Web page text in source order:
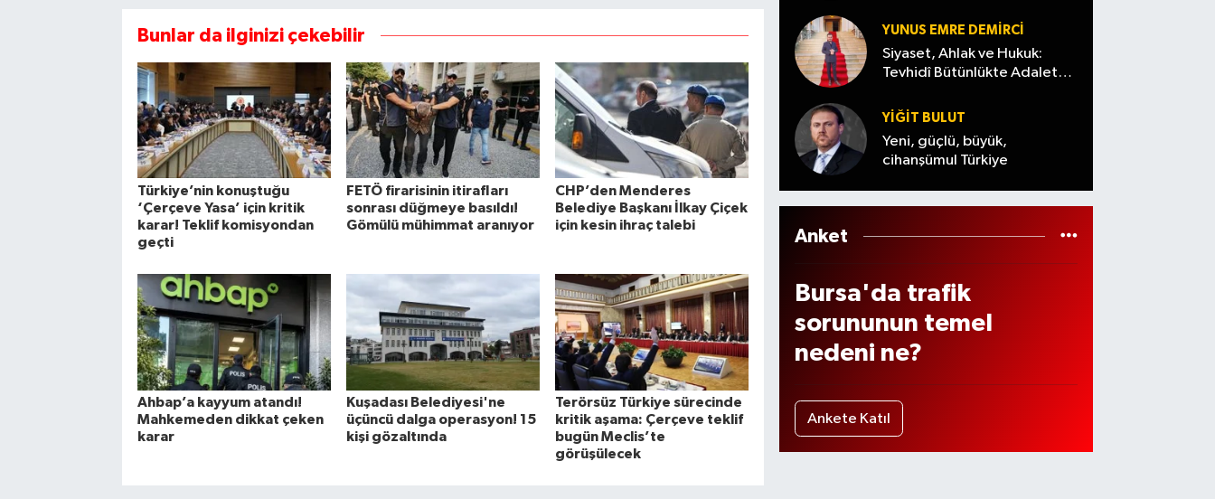
Bunlar da ilginizi çekebilir
Türkiye’nin konuştuğu
‘Çerçeve Yasa’ için kritik
karar! Teklif komisyondan
geçti
FETÖ firarisinin itirafları
sonrası düğmeye basıldı!
Gömülü mühimmat aranıyor
CHP’den Menderes
Belediye Başkanı İlkay Çiçek
için kesin ihraç talebi
Ahbap’a kayyum atandı!
Mahkemeden dikkat çeken
karar
Kuşadası Belediyesi'ne
üçüncü dalga operasyon! 15
kişi gözaltında
Terörsüz Türkiye sürecinde
kritik aşama: Çerçeve teklif
bugün Meclis’te
görüşülecek
ı
mmat
aranıy
or
yeri
değiş
en
müftü
cema
ate
böyle
seslen
di
YUNUS EMRE DEMIRCI
Siyaset, Ahlak ve Hukuk:
Tevhidî Bütünlükte Adalet
YİĞİT BULUT
Yeni, güçlü, büyük,
cihanşümul Türkiye
Anket
Bursa'da trafik
sorununun temel
nedeni ne?
Ankete Katıl